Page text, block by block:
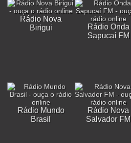
Rádio Nova
Birigui
Rádio Onda
Sapucaí FM
Rádio Mundo
Brasil
Rádio Nova
Salvador FM